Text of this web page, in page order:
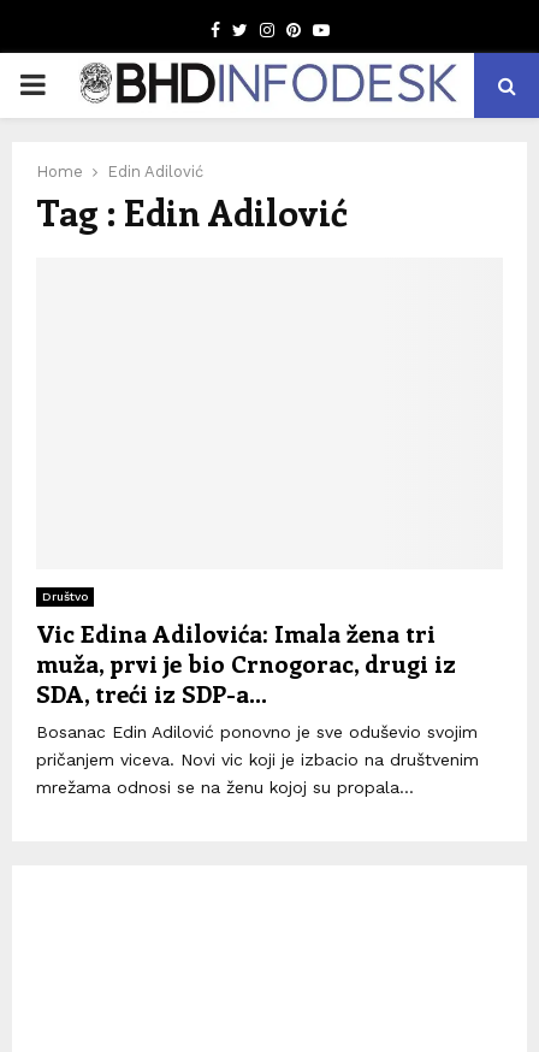
Facebook
TwitterInstagram
Pinterest
Youtube
PRIMARY
Home Edin Adilović
Tag : Edin Adilović
Društvo
Vic Edina Adilovića: Imala žena tri
muža, prvi je bio Crnogorac, drugi iz
SDA, treći iz SDP-a…
Bosanac Edin Adilović ponovno je sve oduševio svojim
pričanjem viceva. Novi vic koji je izbacio na društvenim
mrežama odnosi se na ženu kojoj su propala...